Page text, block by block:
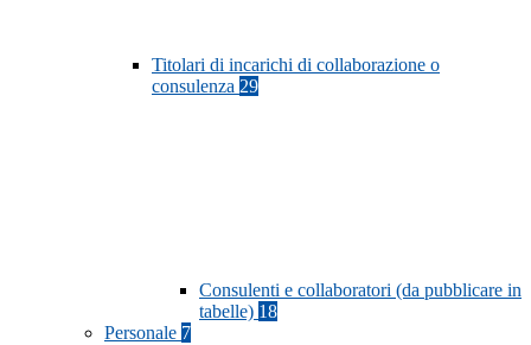
Titolari di incarichi di collaborazione o
consulenza 29
Consulenti e collaboratori (da pubblicare in
tabelle) 18
Personale 7